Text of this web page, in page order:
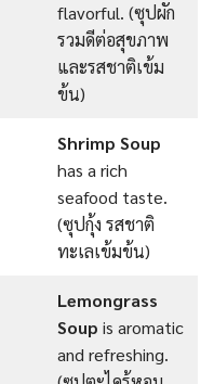
flavorful. (ซุปผัก
รวมดีต่อสุขภาพ
และรสชาติเข้ม
ข้น)
Shrimp Soup
has a rich
seafood taste.
(ซุปกุ้ง รสชาติ
ทะเลเข้มข้น)
Lemongrass
Soup is aromatic
and refreshing.